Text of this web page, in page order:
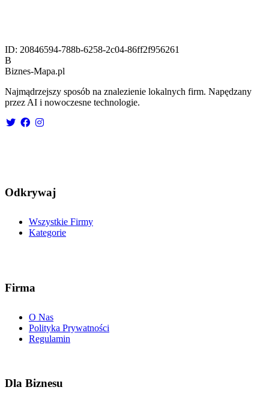
ID: 20846594-788b-6258-2c04-86ff2f956261
B
Biznes-Mapa.pl
Najmądrzejszy sposób na znalezienie lokalnych firm. Napędzany
przez AI i nowoczesne technologie.
Odkrywaj
Wszystkie Firmy
Kategorie
Firma
O Nas
Polityka Prywatności
Regulamin
Dla Biznesu